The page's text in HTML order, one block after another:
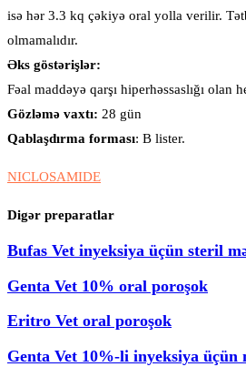
isə hər 3.3 kq çəkiyə oral yolla verilir.
olmamalıdır.
Əks göstərişlər:
Fəal maddəyə qarşı hiperhəssaslığı olan
Gözləmə vaxtı: 28 gün
Qablaşdırma forması: B lister.
NICLOSAMIDE
Digər preparatlar
Bufas Vet inyeksiya üçün steril
Genta Vet 10% oral poroşok
Eritro Vet oral poroşok
Genta Vet 10%-li inyeksiya üçün